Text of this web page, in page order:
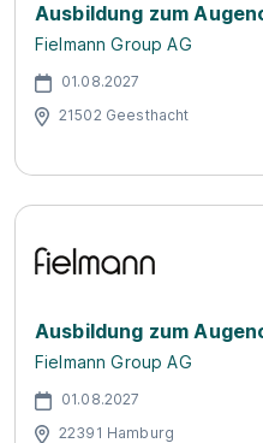
Ausbildung zum
Fielmann Group AG
01.08.2027
21502 Geesthacht
Ausbildung zum
Fielmann Group AG
01.08.2027
22391 Hamburg